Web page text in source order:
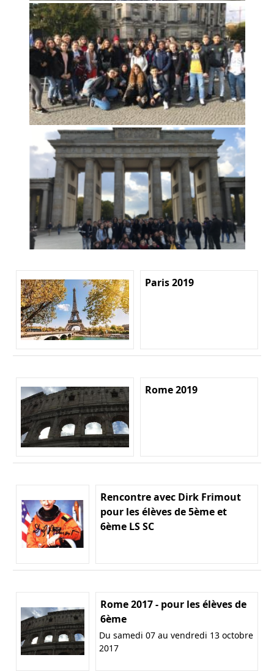
Paris 2019
Rome 2019
Rencontre avec Dirk Frimout
pour les élèves de 5ème et
6ème LS SC
Rome 2017 - pour les élèves de
6ème
Du samedi 07 au vendredi 13 octobre
2017